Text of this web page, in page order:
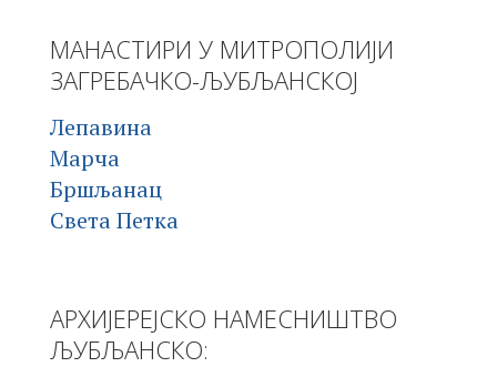
МАНАСТИРИ У МИТРОПОЛИЈИ
ЗАГРЕБАЧКО-ЉУБЉАНСКОЈ
Лепавина
Марча
Бршљанац
Света Петка
АРХИЈЕРЕЈСКО НАМЕСНИШТВО
ЉУБЉАНСКО: